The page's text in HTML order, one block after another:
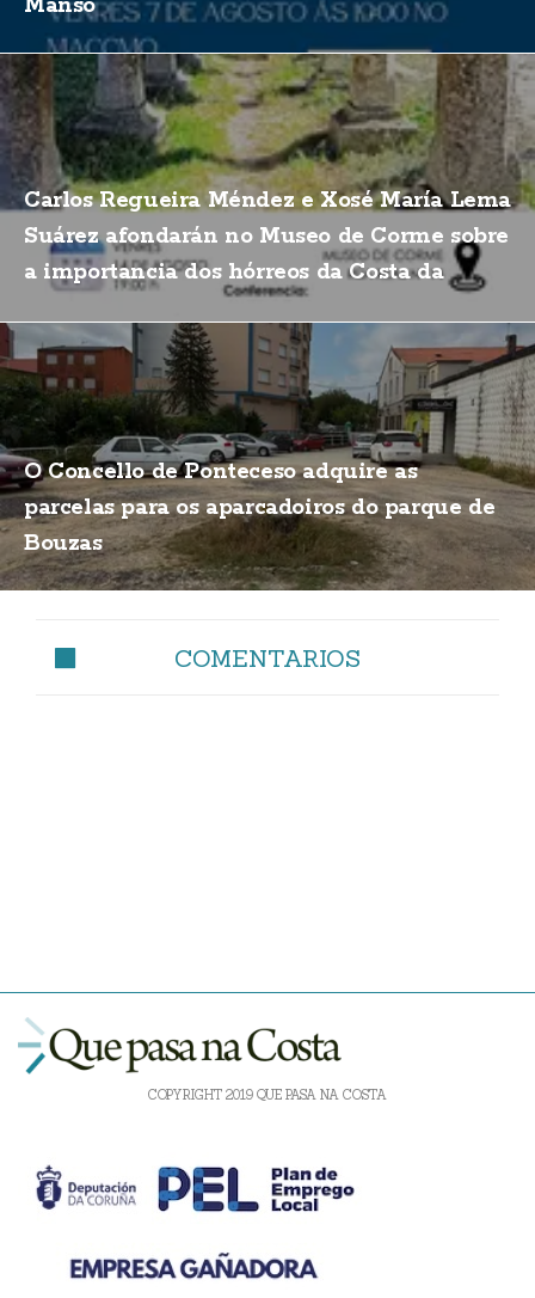
Manso
Carlos Regueira Méndez e Xosé María Lema
Suárez afondarán no Museo de Corme sobre
a importancia dos hórreos da Costa da
O Concello de Ponteceso adquire as
parcelas para os aparcadoiros do parque de
Bouzas
COMENTARIOS
COPYRIGHT 2019 QUE PASA NA COSTA